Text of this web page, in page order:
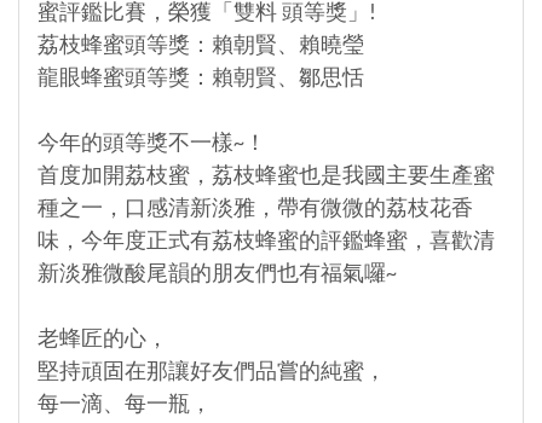
蜜評鑑比賽，榮獲「雙料 頭等獎」!
荔枝蜂蜜頭等獎：賴朝賢、賴曉瑩
龍眼蜂蜜頭等獎：賴朝賢、鄒思恬
今年的頭等獎不一樣~！
首度加開荔枝蜜，荔枝蜂蜜也是我國主要生產蜜
種之一，口感清新淡雅，帶有微微的荔枝花香
味，今年度正式有荔枝蜂蜜的評鑑蜂蜜，喜歡清
新淡雅微酸尾韻的朋友們也有福氣囉~
老蜂匠的心，
堅持頑固在那讓好友們品嘗的純蜜，
每一滴、每一瓶，